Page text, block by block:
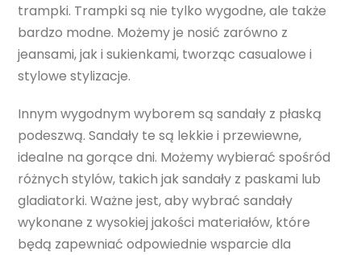
trampki. Trampki są nie tylko wygodne, ale także
bardzo modne. Możemy je nosić zarówno z
jeansami, jak i sukienkami, tworząc casualowe i
stylowe stylizacje.
Innym wygodnym wyborem są sandały z płaską
podeszwą. Sandały te są lekkie i przewiewne,
idealne na gorące dni. Możemy wybierać spośród
różnych stylów, takich jak sandały z paskami lub
gladiatorki. Ważne jest, aby wybrać sandały
wykonane z wysokiej jakości materiałów, które
będą zapewniać odpowiednie wsparcie dla